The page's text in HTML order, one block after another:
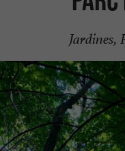
Jardines,